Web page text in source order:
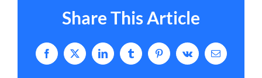
Share This Article
Facebook
X LinkedInTumblr PinterestVk Email